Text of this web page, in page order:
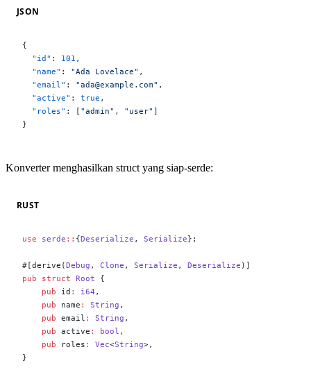
JSON
{
  "id"
: 101 ,
  "name"
: "Ada Lovelace" ,
  "email"
: "ada@example.com" ,
  "active"
: true ,
  "roles"
: [ "admin" , "user" ]
}
Konverter menghasilkan struct yang siap-serde:
RUST
use serde :: {Deserialize , Serialize};
#[derive(Debug , Clone , Serialize , Deserialize )]
pub struct Root {
    pub
id : i64 ,
    pub
name : String ,
    pub
email : String ,
    pub
active : bool ,
    pub
roles : Vec<String>,
}